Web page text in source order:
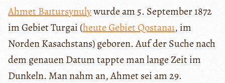
Ahmet Baıtursynulywurde am 5. September 1872
im Gebiet Turgai (heute Gebiet Qostanaı, im
Norden Kasachstans) geboren. Auf der Suche nach
dem genauen Datum tappte man lange Zeit im
Dunkeln. Man nahm an, Ahmet sei am 29.